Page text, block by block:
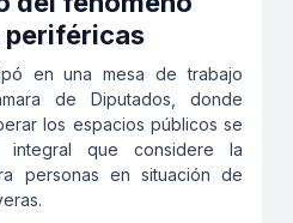
periféricas
en una mesa de trabajo
de Diputados, donde
los espacios públicos se
integral que considere la
personas en situación de